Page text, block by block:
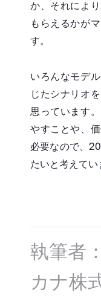
か、それによ
もらえるかが
す。
いろんなモデ
じたシナリオ
思っています
やすことや、
必要なので、
たいと考えてい
執筆者
カナ株